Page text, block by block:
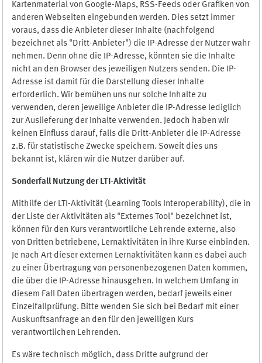
Kartenmaterial von Google-Maps, RSS-Feeds oder Grafiken von
anderen Webseiten eingebunden werden. Dies setzt immer
voraus, dass die Anbieter dieser Inhalte (nachfolgend
bezeichnet als "Dritt-Anbieter") die IP-Adresse der Nutzer wahr
nehmen. Denn ohne die IP-Adresse, könnten sie die Inhalte
nicht an den Browser des jeweiligen Nutzers senden. Die IP-
Adresse ist damit für die Darstellung dieser Inhalte
erforderlich. Wir bemühen uns nur solche Inhalte zu
verwenden, deren jeweilige Anbieter die IP-Adresse lediglich
zur Auslieferung der Inhalte verwenden. Jedoch haben wir
keinen Einfluss darauf, falls die Dritt-Anbieter die IP-Adresse
z.B. für statistische Zwecke speichern. Soweit dies uns
bekannt ist, klären wir die Nutzer darüber auf.
Sonderfall Nutzung der LTI-Aktivität
Mithilfe der LTI-Aktivität (Learning Tools Interoperability), die in
der Liste der Aktivitäten als "Externes Tool" bezeichnet ist,
können für den Kurs verantwortliche Lehrende externe, also
von Dritten betriebene, Lernaktivitäten in ihre Kurse einbinden.
Je nach Art dieser externen Lernaktivitäten kann es dabei auch
zu einer Übertragung von personenbezogenen Daten kommen,
die über die IP-Adresse hinausgehen. In welchem Umfang in
diesem Fall Daten übertragen werden, bedarf jeweils einer
Einzelfallprüfung. Bitte wenden Sie sich bei Bedarf mit einer
Auskunftsanfrage an den für den jeweiligen Kurs
verantwortlichen Lehrenden.
Es wäre technisch möglich, dass Dritte aufgrund der